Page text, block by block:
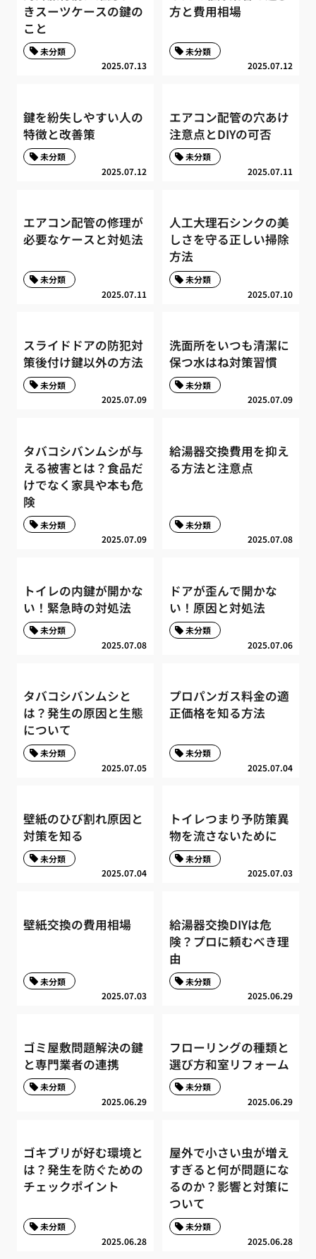
きスーツケースの鍵の
こと
2025.07.13
未分類
方と費用相場
2025.07.12
未分類
鍵を紛失しやすい人の
特徴と改善策
2025.07.12
未分類
エアコン配管の穴あけ
注意点とDIYの可否
2025.07.11
未分類
エアコン配管の修理が
必要なケースと対処法
2025.07.11
未分類
人工大理石シンクの美
しさを守る正しい掃除
方法
2025.07.10
未分類
スライドドアの防犯対
策後付け鍵以外の方法
2025.07.09
未分類
洗面所をいつも清潔に
保つ水はね対策習慣
2025.07.09
未分類
タバコシバンムシが与
える被害とは？食品だ
けでなく家具や本も危
険
2025.07.09
未分類
給湯器交換費用を抑え
る方法と注意点
2025.07.08
未分類
トイレの内鍵が開かな
い！緊急時の対処法
2025.07.08
未分類
ドアが歪んで開かな
い！原因と対処法
2025.07.06
未分類
タバコシバンムシと
は？発生の原因と生態
について
2025.07.05
未分類
プロパンガス料金の適
正価格を知る方法
2025.07.04
未分類
壁紙のひび割れ原因と
対策を知る
2025.07.04
未分類
トイレつまり予防策異
物を流さないために
2025.07.03
未分類
壁紙交換の費用相場
2025.07.03
未分類
給湯器交換DIYは危
険？プロに頼むべき理
由
2025.06.29
未分類
ゴミ屋敷問題解決の鍵
と専門業者の連携
2025.06.29
未分類
フローリングの種類と
選び方和室リフォーム
2025.06.29
未分類
ゴキブリが好む環境と
は？発生を防ぐための
チェックポイント
2025.06.28
未分類
屋外で小さい虫が増え
すぎると何が問題にな
るのか？影響と対策に
ついて
2025.06.28
未分類